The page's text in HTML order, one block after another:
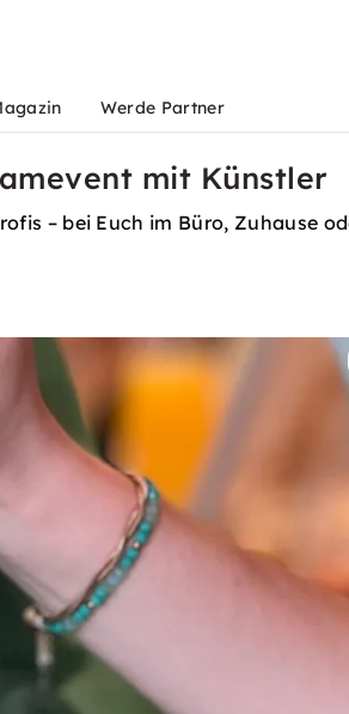
Werde Partner
mit Künstler
– bei Euch im Büro, Zuhause